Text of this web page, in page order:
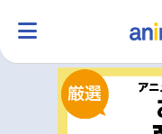
ランキ